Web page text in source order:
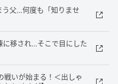
父…何度も「知りませ
に移され…そこで目にした
いが始まる！＜出しゃ